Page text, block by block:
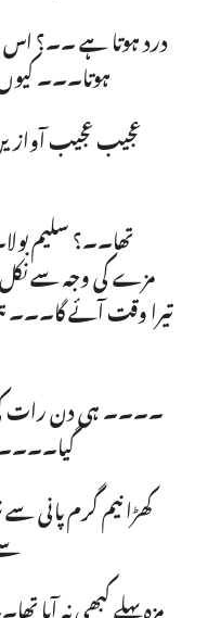
درد ہوتا ہے ۔۔؟
ہوتا۔۔۔
عجیب عجیب
تھا۔۔؟ سلیم
مزے کی وجہ سے
تیرا وقت آئے
۔۔۔۔ ہی دن رات
کھڑا نیم گرم پانی
مزہ پہلے کبھی نہ